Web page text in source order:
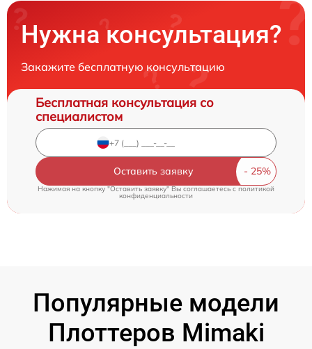
Нужна консультация?
Закажите бесплатную консультацию
Бесплатная консультация со
специалистом
Оставить заявку
Нажимая на кнопку "Оставить заявку" Вы соглашаетесь cполитикой
конфиденциальности
Популярные модели
Плоттеров Mimaki